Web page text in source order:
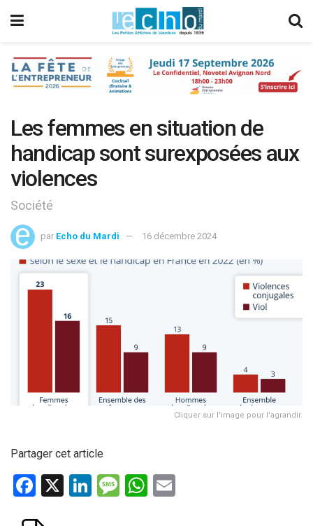
Les femmes en situation de
handicap sont surexposées aux
violences
Société
par Echo du Mardi 16 décembre 2024
Cliquer sur l'image pour l'agrandir.
Partager cet article
F
X
Li
M W